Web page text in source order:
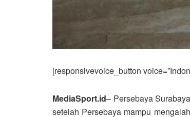
[responsivevoice_button
MediaSport.id– Persebaya
setelah Persebaya mampu